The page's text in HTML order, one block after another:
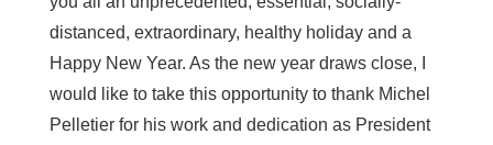
distanced, extraordinary, healthy holiday and a
Happy New Year. As the new year draws close, I
would like to take this opportunity to thank Michel
Pelletier for his work and dedication as President